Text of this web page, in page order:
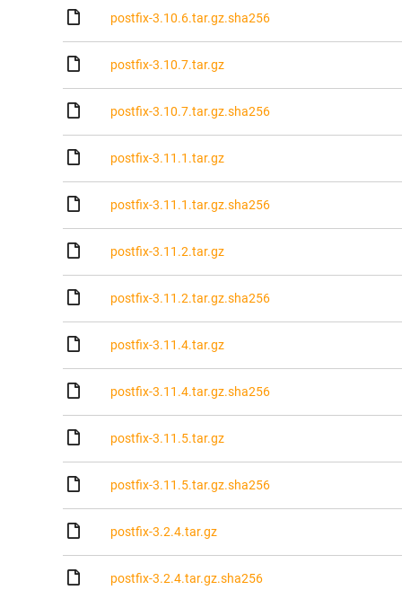
postfix-3.10.6.tar.gz.sha256
postfix-3.10.7.tar.gz
postfix-3.10.7.tar.gz.sha256
postfix-3.11.1.tar.gz
postfix-3.11.1.tar.gz.sha256
postfix-3.11.2.tar.gz
postfix-3.11.2.tar.gz.sha256
postfix-3.11.4.tar.gz
postfix-3.11.4.tar.gz.sha256
postfix-3.11.5.tar.gz
postfix-3.11.5.tar.gz.sha256
postfix-3.2.4.tar.gz
postfix-3.2.4.tar.gz.sha256